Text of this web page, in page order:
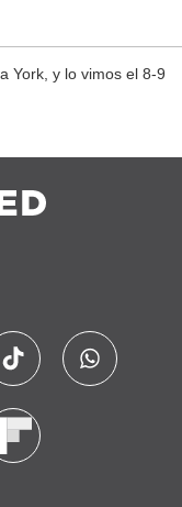
York, y lo vimos el 8-9